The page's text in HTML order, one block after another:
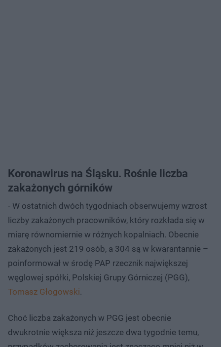
Koronawirus na Śląsku. Rośnie liczba
zakażonych górników
- W ostatnich dwóch tygodniach obserwujemy wzrost
liczby zakażonych pracowników, który rozkłada się w
miarę równomiernie w różnych kopalniach. Obecnie
zakażonych jest 219 osób, a 304 są w kwarantannie –
poinformował w środę PAP rzecznik największej
węglowej spółki, Polskiej Grupy Górniczej (PGG),
Tomasz Głogowski.
Choć liczba zakażonych w PGG jest obecnie
dwukrotnie większa niż jeszcze dwa tygodnie temu,